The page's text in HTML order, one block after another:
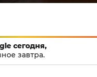
сегодня,
завтра.